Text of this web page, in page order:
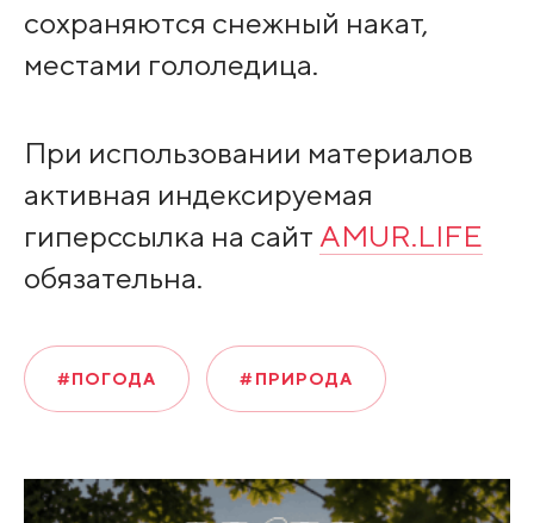
сохраняются снежный накат,
местами гололедица.
При использовании материалов
активная индексируемая
гиперссылка на сайт AMUR.LIFE
обязательна.
#ПОГОДА #ПРИРОДА